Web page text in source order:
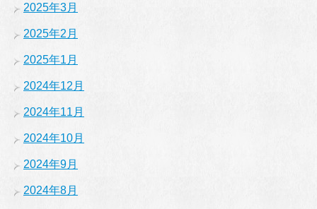
2025年3月
2025年2月
2025年1月
2024年12月
2024年11月
2024年10月
2024年9月
2024年8月